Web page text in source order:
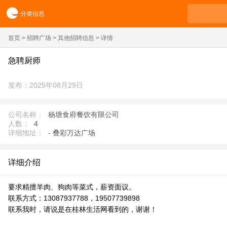
分类信息
首页 > 招聘广场 > 其他招聘信息 > 详情
急聘厨师
发布：2025年08月29日
公司名称：
杨塘食府餐饮有限公司
人数：
4
详细地址：
- 叠彩万达广场
详细介绍
要求精擅羊肉、狗肉等菜式，薪资面议。
联系方式：13087937788，19507739898
联系我时，请说是在桂林生活网看到的，谢谢！